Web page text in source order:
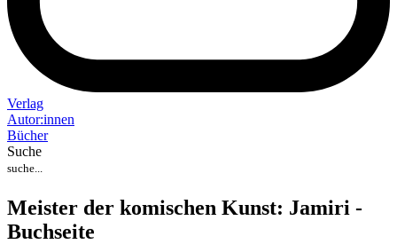
Verlag
Autor:innen
Bücher
Suche
Meister der komischen Kunst: Jamiri -
Buchseite